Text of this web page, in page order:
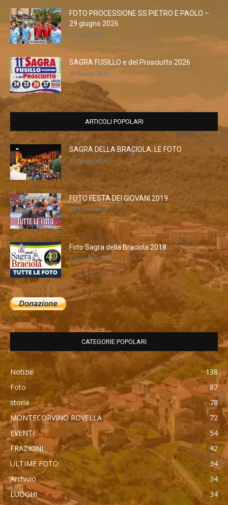
FOTO PROCESSIONE SS.PIETRO E PAOLO –
29 giugno 2026
1 Luglio 2026
SAGRA FUSILLO e del Prosciutto 2026
30 Giugno 2026
ARTICOLI POPOLARI
SAGRA DELLA BRACIOLA: LE FOTO
31 Agosto 2016
FOTO FESTA DEI GIOVANI 2019
28 Agosto 2019
Foto Sagra della Braciola 2018
1 Settembre 2018
CATEGORIE POPOLARI
Notizie
138
Foto
87
storia
78
MONTECORVINO ROVELLA
72
EVENTI
54
FRAZIONI
42
ULTIME FOTO
34
Archivio
34
LUOGHI
34